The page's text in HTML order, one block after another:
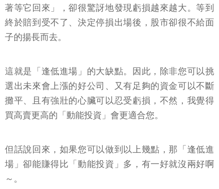
著等它回來」，卻很驚訝地發現虧損越來越大。等到
終於賠到受不了、決定停損出場後，股市卻很不給面
子的揚長而去。
這就是「逢低進場」的大缺點。因此，除非您可以挑
選出未來會上漲的好公司、又有足夠的資金可以不斷
攤平、且有強壯的心臟可以忍受虧損，不然，我覺得
買高賣更高的「動能投資」會更適合您。
但話說回來，如果您可以做到以上幾點，那「逢低進
場」卻能賺得比「動能投資」多，有一好就沒兩好啊
～。